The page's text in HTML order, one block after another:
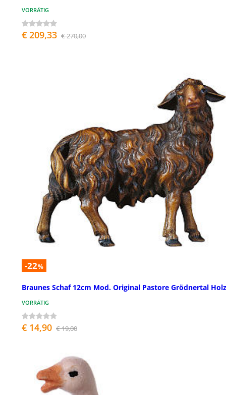
VORRÄTIG
€ 209,33 € 270,00
-22%
Braunes Schaf 12cm Mod. Original Pastore Grödnertal Holz
VORRÄTIG
€ 14,90 € 19,00